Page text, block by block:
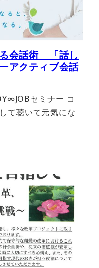
会話術 「話し
アクティブ会話
セミナー コ
て聴いて元気にな